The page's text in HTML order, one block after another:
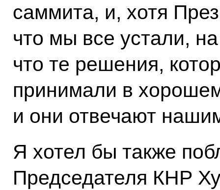
саммита, и, хотя
что мы все устали,
что те решения,
принимали в
и они отвечают
Я хотел бы также
Председателя КНР